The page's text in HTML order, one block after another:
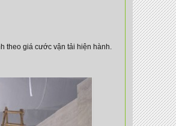
theo giá cước vận tải hiện hành.